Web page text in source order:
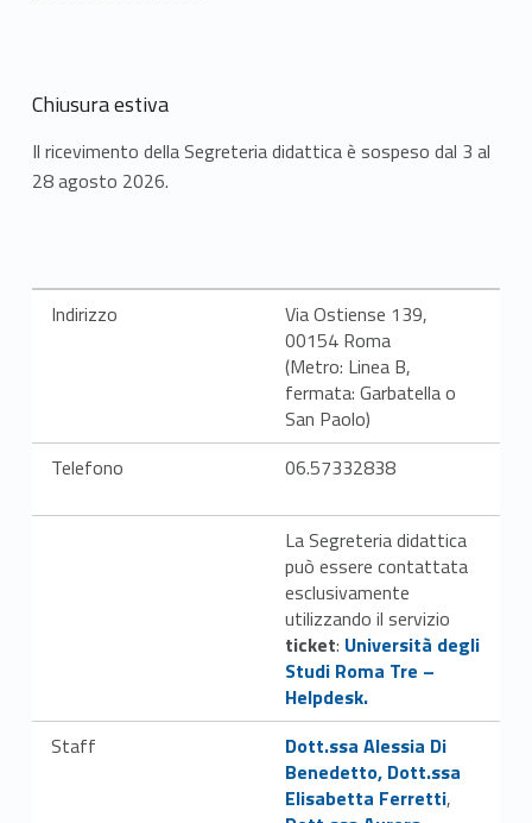
Chiusura estiva
Il ricevimento della Segreteria didattica è sospeso dal 3 al
28 agosto 2026.
Indirizzo
Via Ostiense 139,
00154 Roma
(Metro: Linea B,
fermata: Garbatella o
San Paolo)
Telefono
06.57332838
La Segreteria didattica
può essere contattata
esclusivamente
utilizzando il servizio
ticket: Link identifier #identifier__185586-42
Università degli
Studi Roma Tre –
Helpdesk.
Staff
Link identifier #identifier__175402-43
Dott.ssa Alessia Di
BenedettoLink identifier #identifier__139162-44
, Dott.ssa
Elisabetta Ferretti,Link identifier #identifier__65937-45